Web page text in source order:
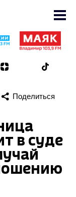
Поделиться
в суде